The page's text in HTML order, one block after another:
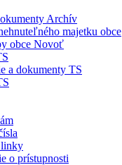
Archív
majetku obce
obce Novoť
a dokumenty TS
o prístupnosti